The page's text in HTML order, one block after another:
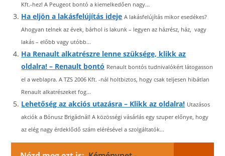
Kft.-hez! A Peugeot bontó a kiemelkedően nagy...
Ha eljön a lakásfelújítás ideje A lakásfelújítás mikor esedékes?
Ahogyan telnek az évek, bárhol is lakunk – legyen az házrész, ház, vagy
lakás – előbb vagy utóbb...
Ha Renault alkatrészre lenne szüksége, klikk az
oldalra! – Renault bontó Renault bontós tudnivalókért látogasson
el a weblapra. A TZS 2006 Kft. -nál holtbiztos, hogy csak teljesen hibátlan
Renault alkatrészeket fog...
Lehetőség az akciós utazásra – Klikk az oldalra! Utazásos
akciók a Bónusz Brigádnál! A közösségi vásárlás egy szuper előnye, hogy
az elég nagy érdeklődő szám elérésével a szolgáltatók...